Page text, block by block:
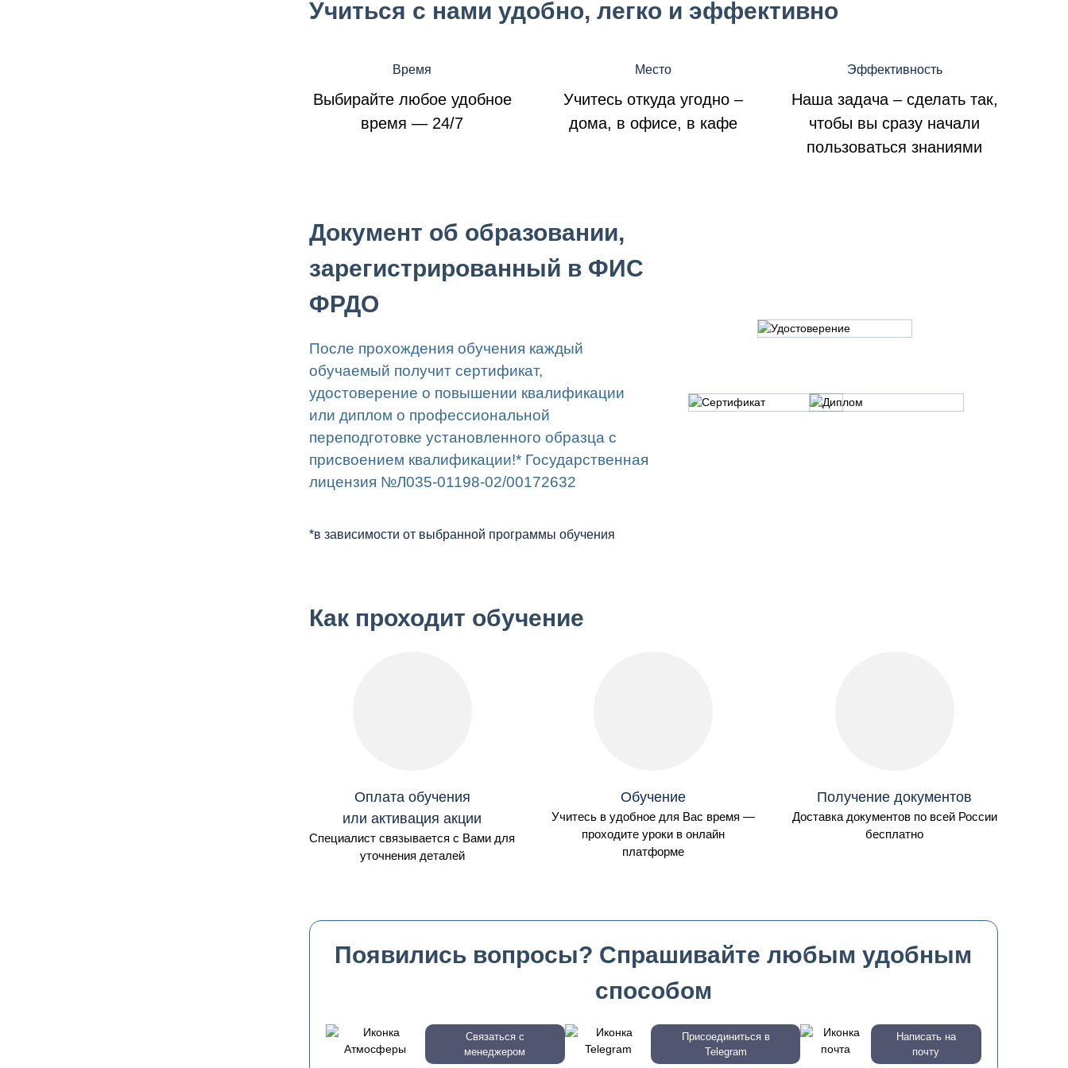
Учиться с нами удобно, легко и эффективно
Время
Выбирайте любое удобное
время — 24/7
Место
Учитесь откуда угодно –
дома, в офисе, в кафе
Эффективность
Наша задача – сделать так,
чтобы вы сразу начали
пользоваться знаниями
Документ об образовании,
зарегистрированный в ФИС
ФРДО
После прохождения обучения каждый
обучаемый получит сертификат,
удостоверение о повышении квалификации
или диплом о профессиональной
переподготовке установленного образца с
присвоением квалификации!* Государственная
лицензия №Л035-01198-02/00172632
*в зависимости от выбранной программы обучения
Как проходит обучение
Оплата обучения
или активация акции
Специалист связывается с Вами для
уточнения деталей
Обучение
Учитесь в удобное для Вас время —
проходите уроки в онлайн
платформе
Получение документов
Доставка документов по всей России
бесплатно
Появились вопросы? Спрашивайте любым удобным
способом
Связаться с
менеджером
Присоединиться в
Telegram
Написать на
почту